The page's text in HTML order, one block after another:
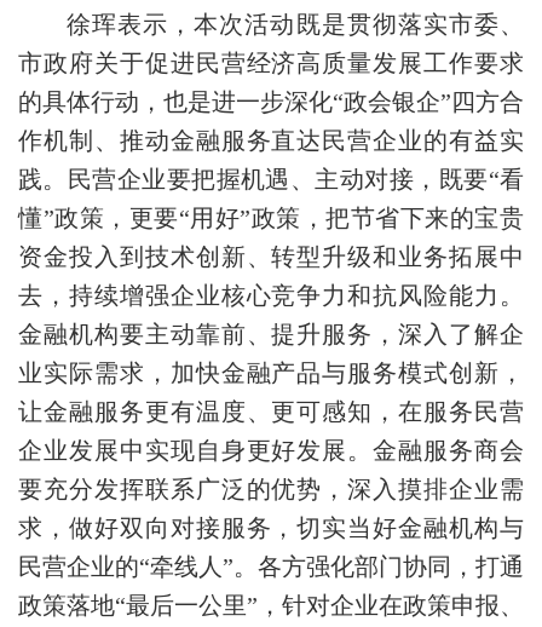
徐珲表示，本次活动既是贯彻落实市委、
市政府关于促进民营经济高质量发展工作要求
的具体行动，也是进一步深化“政会银企”四方合
作机制、推动金融服务直达民营企业的有益实
践。民营企业要把握机遇、主动对接，既要“看
懂”政策，更要“用好”政策，把节省下来的宝贵
资金投入到技术创新、转型升级和业务拓展中
去，持续增强企业核心竞争力和抗风险能力。
金融机构要主动靠前、提升服务，深入了解企
业实际需求，加快金融产品与服务模式创新，
让金融服务更有温度、更可感知，在服务民营
企业发展中实现自身更好发展。金融服务商会
要充分发挥联系广泛的优势，深入摸排企业需
求，做好双向对接服务，切实当好金融机构与
民营企业的“牵线人”。各方强化部门协同，打通
政策落地“最后一公里”，针对企业在政策申报、